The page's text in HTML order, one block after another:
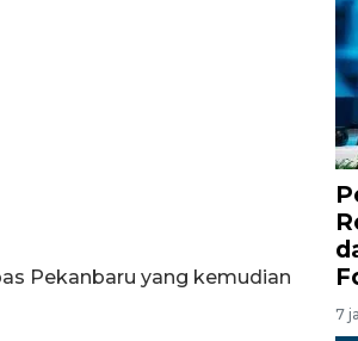
Pekanbaru yang kemudian
7